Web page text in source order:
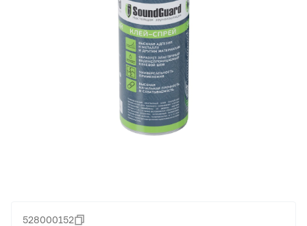
528000152